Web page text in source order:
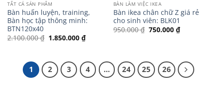
TẤT CẢ SẢN PHẨM
Bàn huấn luyện, training,
Bàn học tập thông minh:
BTN120x40
2.100.000₫ Giá
gốc
1.850.000 ₫Giá
hiện
1.850.000 ₫.
BÀN LÀM VIỆC IKEA
Bàn ikea chân chữ Z giá rẻ
cho sinh viên: BLK01
950.000₫ Giá
gốc
750.000 ₫Giá
hiện
1 2 3 4 … 24 25 26